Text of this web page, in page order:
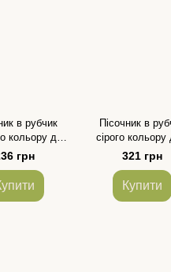
в рубчик
кольору для
та хлопчика
грн
Пісочник в
сірого кольору
дітей
321 грн
Купити